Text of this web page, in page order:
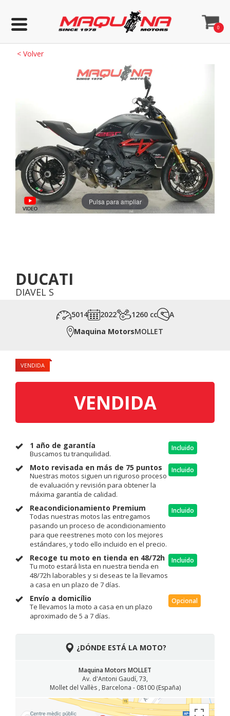
0
< Volver
Pulsa para ampliar
DUCATI
DIAVEL S
5014 2022 1260 cc
A
Maquina MotorsMOLLET
VENDIDA
VENDIDA
1 año de garantía
Buscamos tu tranquilidad.
Incluido
Moto revisada en más de 75 puntos
Nuestras motos siguen un riguroso proceso
de evaluación y revisión para obtener la
máxima garantía de calidad.
Incluido
Reacondicionamiento Premium
Todas nuestras motos las entregamos
pasando un proceso de acondicionamiento
para que reestrenes moto con los mejores
estándares, y todo ello incluido en el precio.
Incluido
Recoge tu moto en tienda en 48/72h
Tu moto estará lista en nuestra tienda en
48/72h laborables y si deseas te la llevamos
a casa en un plazo de 7 días.
Incluido
Envío a domicílio
Te llevamos la moto a casa en un plazo
aproximado de 5 a 7 días.
Opcional
¿DÓNDE ESTÁ LA MOTO?
Maquina Motors MOLLET
Av. d'Antoni Gaudí, 73,
Mollet del Vallès , Barcelona - 08100 (España)